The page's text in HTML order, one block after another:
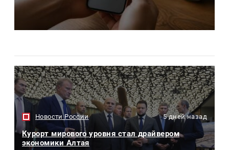
Новости России 5 дней назад
Курорт мирового уровня стал драйвером
экономики Алтая